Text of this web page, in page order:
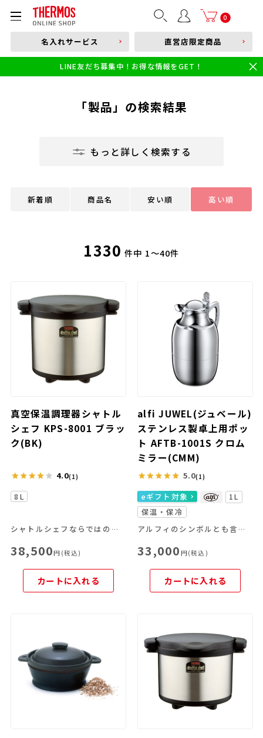
0
部品購入はこちら
本体品番やキーワードを入力
食洗機対応 新製品
幼児・園児向け水筒
名入れサービス 直営店限定商品
LINE友だち募集中！お得な情報をGET！
「製品」の検索結果
もっと詳しく検索する
新着順 商品名 安い順 高い順
1330 件中 1～40件
真空保温調理器シャトル
シェフ KPS-8001 ブラッ
ク(BK)
4.0(1)
8L
シャトルシェフならではの便利な機能を豊富なラインナップから
38,500円(税込)
カートに入れる
alfi JUWEL(ジュベール)
ステンレス製卓上用ポッ
ト AFTB-1001S クロム
ミラー(CMM)
5.0(1)
eギフト対象
1L
保温・保冷
アルフィのシンボルとも言えるJUWEL。ワンアクションで開閉できるシンプルな中栓でお手入れ性も高く、内びんがステンレス製なので長時間の保温・保冷も可能です。
33,000 円(税込)
カートに入れる